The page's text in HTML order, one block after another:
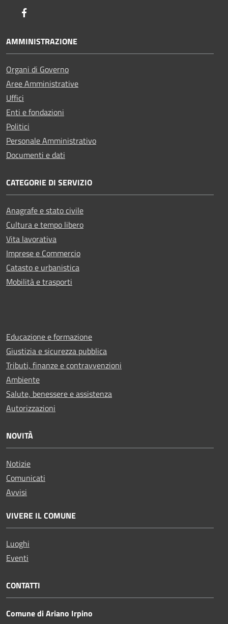
AMMINISTRAZIONE
Organi di Governo
Aree Amministrative
Uffici
Enti e fondazioni
Politici
Personale Amministrativo
Documenti e dati
CATEGORIE DI SERVIZIO
Anagrafe e stato civile
Cultura e tempo libero
Vita lavorativa
Imprese e Commercio
Catasto e urbanistica
Mobilità e trasporti
Educazione e formazione
Giustizia e sicurezza pubblica
Tributi, finanze e contravvenzioni
Ambiente
Salute, benessere e assistenza
Autorizzazioni
NOVITÀ
Notizie
Comunicati
Avvisi
VIVERE IL COMUNE
Luoghi
Eventi
CONTATTI
Comune di Ariano Irpino